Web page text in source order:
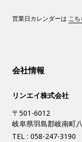
営業日カレンダーは こち
会社情報
リンエイ株式会社
〒501-6012
岐阜県羽島郡岐南町
TEL : 058-247-3190